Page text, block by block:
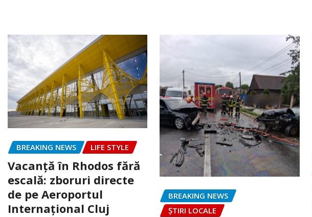
BREAKING NEWS LIFE STYLE
Vacanță în Rhodos fără
escală: zboruri directe
de pe Aeroportul
Internațional Cluj
BREAKING NEWS
ȘTIRI LOCALE